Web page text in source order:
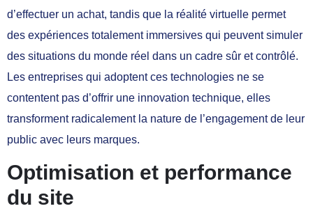
d’effectuer un achat, tandis que la réalité virtuelle permet
des expériences totalement immersives qui peuvent simuler
des situations du monde réel dans un cadre sûr et contrôlé.
Les entreprises qui adoptent ces technologies ne se
contentent pas d’offrir une innovation technique, elles
transforment radicalement la nature de l’engagement de leur
public avec leurs marques.
Optimisation et performance
du site